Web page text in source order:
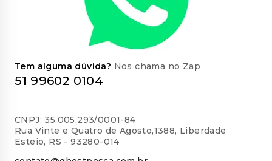
Tem alguma dúvida? Nos chama no Zap
51 99602 0104
CNPJ: 35.005.293/0001-84
Rua Vinte e Quatro de Agosto,1388, Liberdade
Esteio, RS - 93280-014